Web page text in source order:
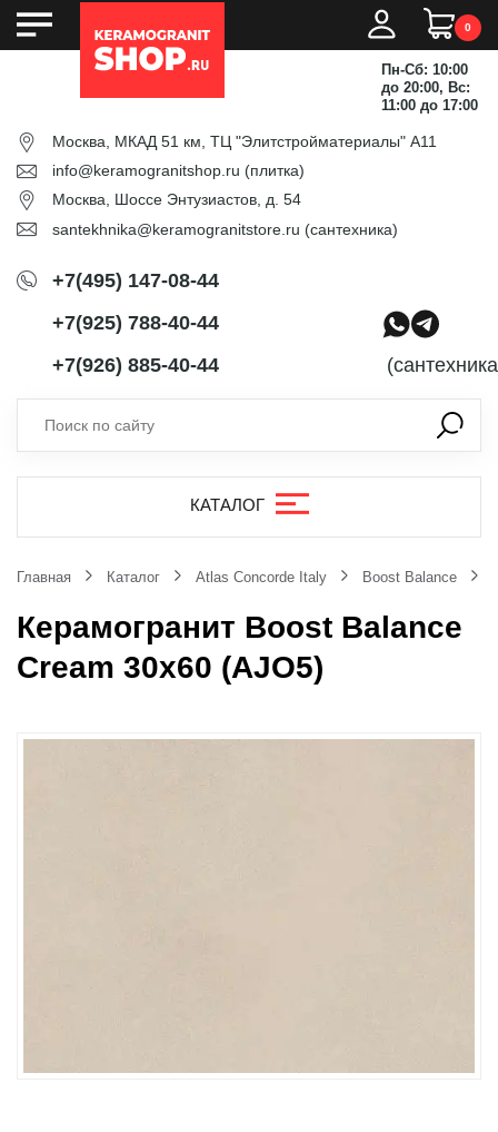
0
Пн-Сб: 10:00
до 20:00, Вс:
11:00 до 17:00
Москва, МКАД 51 км, ТЦ "Элитстройматериалы" А11
info@keramogranitshop.ru (плитка)
Москва, Шоссе Энтузиастов, д. 54
santekhnika@keramogranitstore.ru (сантехника)
+7(495) 147-08-44
+7(925) 788-40-44
+7(926) 885-40-44
КАТАЛОГ
Главная Каталог Atlas Concorde Italy Boost Balance
Керамогранит Boost Balance
Cream 30x60 (AJO5)